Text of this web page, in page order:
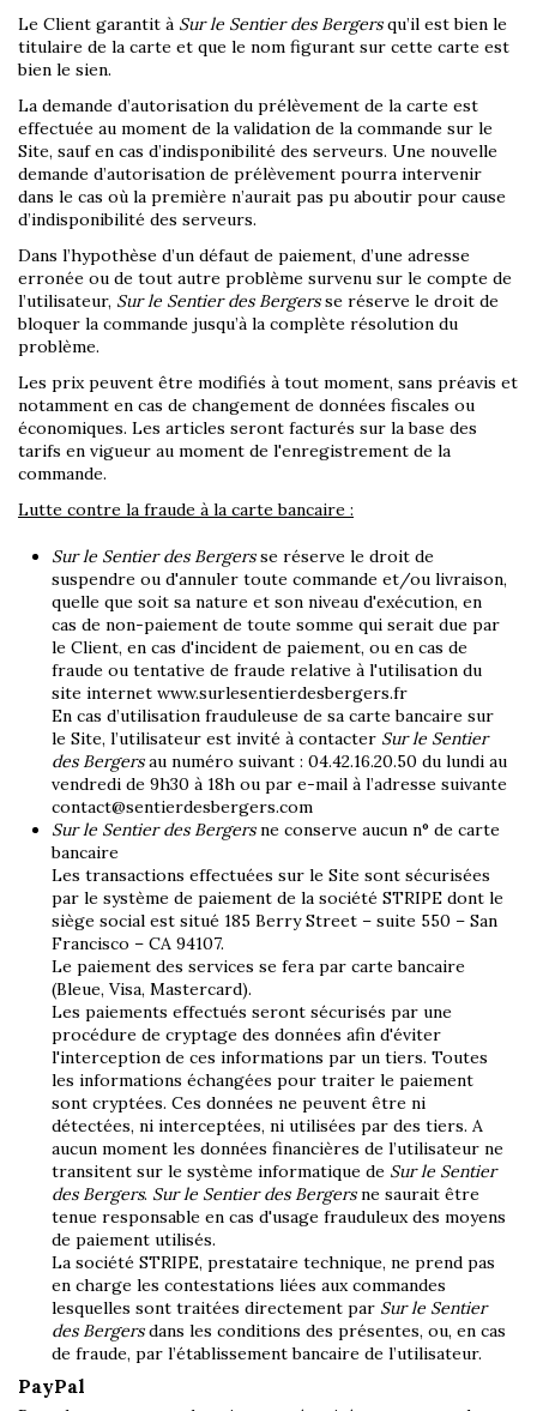
Le Client garantit à Sur le Sentier des Bergersqu’il est bien le
titulaire de la carte et que le nom figurant sur cette carte est
bien le sien.
La demande d’autorisation du prélèvement de la carte est
effectuée au moment de la validation de la commande sur le
Site, sauf en cas d’indisponibilité des serveurs. Une nouvelle
demande d’autorisation de prélèvement pourra intervenir
dans le cas où la première n’aurait pas pu aboutir pour cause
d’indisponibilité des serveurs.
Dans l’hypothèse d’un défaut de paiement, d’une adresse
erronée ou de tout autre problème survenu sur le compte de
l’utilisateur, Sur le Sentier des Bergersse réserve le droit de
bloquer la commande jusqu’à la complète résolution du
problème.
Les prix peuvent être modifiés à tout moment, sans préavis et
notamment en cas de changement de données fiscales ou
économiques. Les articles seront facturés sur la base des
tarifs en vigueur au moment de l'enregistrement de la
commande.
Lutte contre la fraude à la carte bancaire :
Sur le Sentier des Bergersse réserve le droit de
suspendre ou d'annuler toute commande et/ou livraison,
quelle que soit sa nature et son niveau d'exécution, en
cas de non-paiement de toute somme qui serait due par
le Client, en cas d'incident de paiement, ou en cas de
fraude ou tentative de fraude relative à l'utilisation du
site internet www.surlesentierdesbergers.fr
En cas d’utilisation frauduleuse de sa carte bancaire sur
le Site, l’utilisateur est invité à contacter Sur le Sentier
des Bergersau numéro suivant : 04.42.16.20.50 du lundi au
vendredi de 9h30 à 18h ou par e-mail à l’adresse suivante
contact@sentierdesbergers.com
Sur le Sentier des Bergersne conserve aucun n° de carte
bancaire
Les transactions effectuées sur le Site sont sécurisées
par le système de paiement de la société STRIPE dont le
siège social est situé 185 Berry Street – suite 550 – San
Francisco – CA 94107.
Le paiement des services se fera par carte bancaire
(Bleue, Visa, Mastercard).
Les paiements effectués seront sécurisés par une
procédure de cryptage des données afin d'éviter
l'interception de ces informations par un tiers. Toutes
les informations échangées pour traiter le paiement
sont cryptées. Ces données ne peuvent être ni
détectées, ni interceptées, ni utilisées par des tiers. A
aucun moment les données financières de l’utilisateur ne
transitent sur le système informatique de Sur le Sentier
des Bergers. Sur le Sentier des Bergersne saurait être
tenue responsable en cas d'usage frauduleux des moyens
de paiement utilisés.
La société STRIPE, prestataire technique, ne prend pas
en charge les contestations liées aux commandes
lesquelles sont traitées directement par Sur le Sentier
des Bergersdans les conditions des présentes, ou, en cas
de fraude, par l’établissement bancaire de l’utilisateur.
PayPal